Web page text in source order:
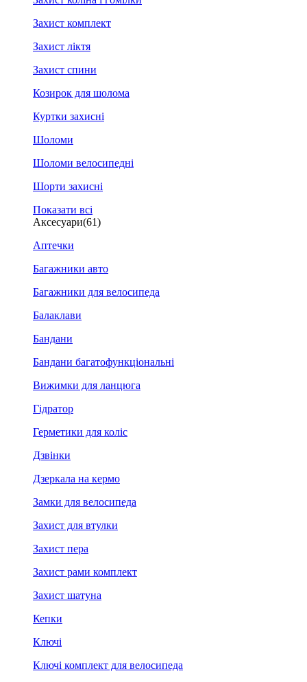
Захист комплект
Захист ліктя
Захист спини
Козирок для шолома
Куртки захисні
Шоломи
Шоломи велосипедні
Шорти захисні
Показати всі
Аксесуари(61)
Аптечки
Багажники авто
Багажники для велосипеда
Балаклави
Бандани
Бандани багатофункціональні
Вижимки для ланцюга
Гідратор
Герметики для коліс
Дзвінки
Дзеркала на кермо
Замки для велосипеда
Захист для втулки
Захист пера
Захист рами комплект
Захист шатуна
Кепки
Ключі
Ключі комплект для велосипеда